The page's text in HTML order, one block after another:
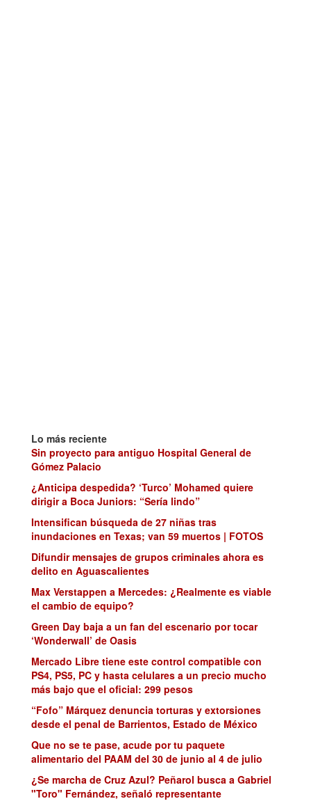
Lo más reciente
Sin proyecto para antiguo Hospital General de
Gómez Palacio
¿Anticipa despedida? ‘Turco’ Mohamed quiere
dirigir a Boca Juniors: “Sería lindo”
Intensifican búsqueda de 27 niñas tras
inundaciones en Texas; van 59 muertos | FOTOS
Difundir mensajes de grupos criminales ahora es
delito en Aguascalientes
Max Verstappen a Mercedes: ¿Realmente es viable
el cambio de equipo?
Green Day baja a un fan del escenario por tocar
‘Wonderwall’ de Oasis
Mercado Libre tiene este control compatible con
PS4, PS5, PC y hasta celulares a un precio mucho
más bajo que el oficial: 299 pesos
“Fofo” Márquez denuncia torturas y extorsiones
desde el penal de Barrientos, Estado de México
Que no se te pase, acude por tu paquete
alimentario del PAAM del 30 de junio al 4 de julio
¿Se marcha de Cruz Azul? Peñarol busca a Gabriel
"Toro" Fernández, señaló representante